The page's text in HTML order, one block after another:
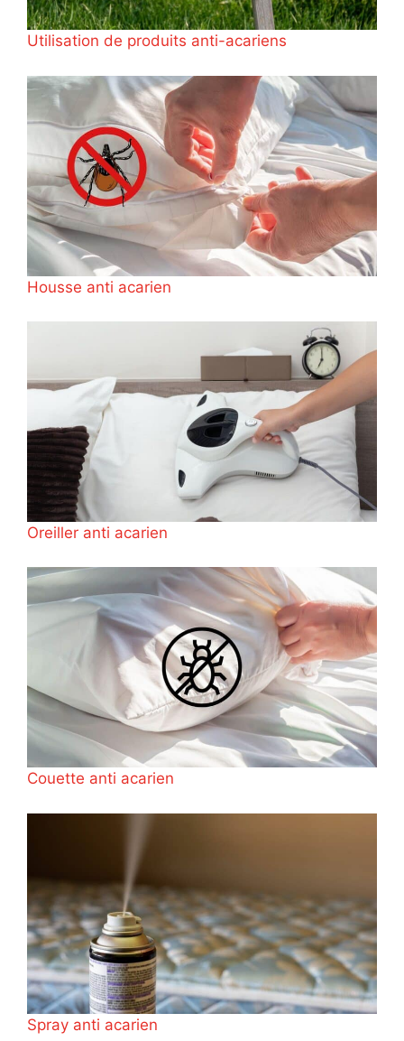
Utilisation de produits anti-acariens
Housse anti acarien
Oreiller anti acarien
Couette anti acarien
Spray anti acarien